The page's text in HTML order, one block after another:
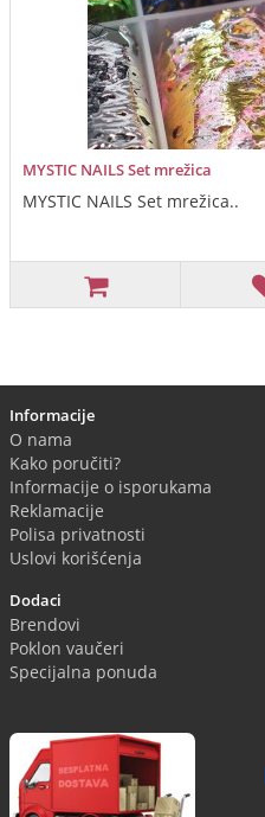
MYSTIC NAILS Set mrežica
MYSTIC NAILS Set mrežica..
Informacije
O nama
Kako poručiti?
Informacije o isporukama
Reklamacije
Polisa privatnosti
Uslovi korišćenja
Dodaci
Brendovi
Poklon vaučeri
Specijalna ponuda